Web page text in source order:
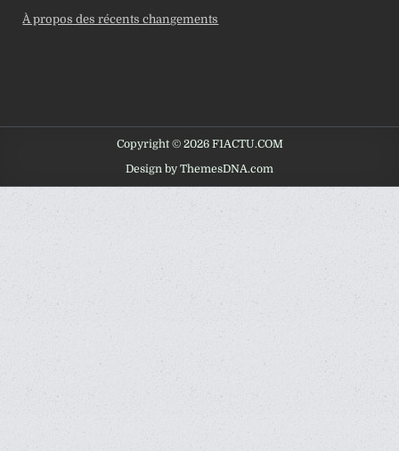
À propos des récents changements
Copyright © 2026 F1ACTU.COM
Design by ThemesDNA.com